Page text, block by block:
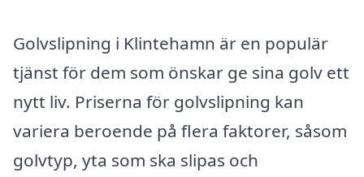
Golvslipning i Klintehamn är en populär
tjänst för dem som önskar ge sina golv ett
nytt liv. Priserna för golvslipning kan
variera beroende på flera faktorer, såsom
golvtyp, yta som ska slipas och